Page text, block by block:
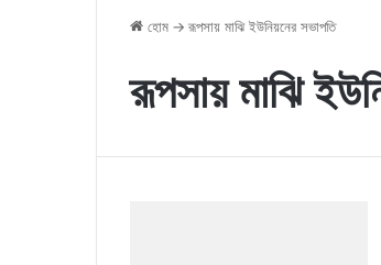
হোম → রূপসায় মাঝি ইউনিয়নের সভাপতি
রূপসায় মাঝি